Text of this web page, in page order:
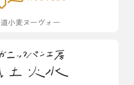
小麦ヌーヴォー